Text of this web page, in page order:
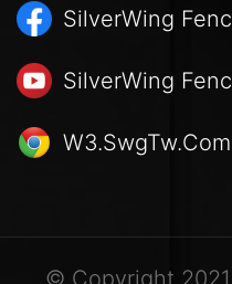
SilverWing
SilverWing
W3.SwgTw.Com
© Copyright